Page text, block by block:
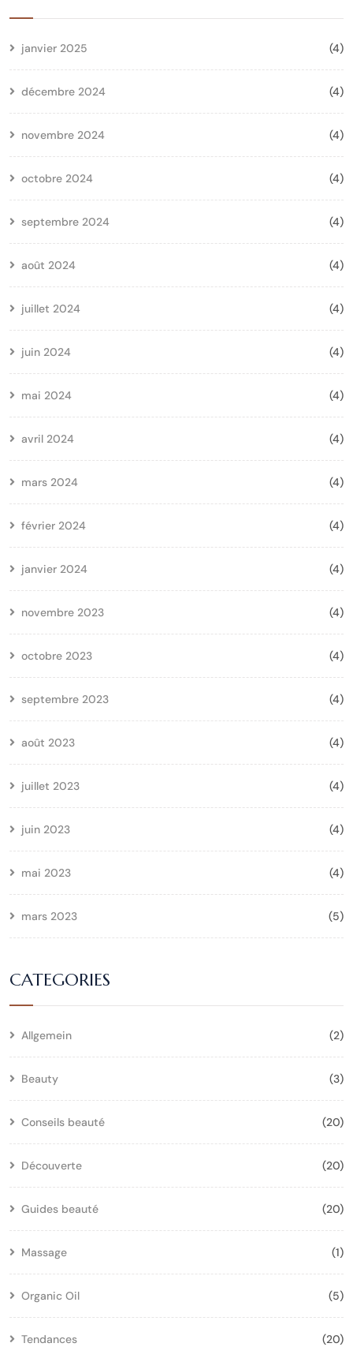
janvier 2025 (4)
décembre 2024 (4)
novembre 2024 (4)
octobre 2024 (4)
septembre 2024 (4)
août 2024 (4)
juillet 2024 (4)
juin 2024 (4)
mai 2024 (4)
avril 2024 (4)
mars 2024 (4)
février 2024 (4)
janvier 2024 (4)
novembre 2023 (4)
octobre 2023 (4)
septembre 2023 (4)
août 2023 (4)
juillet 2023 (4)
juin 2023 (4)
mai 2023 (4)
mars 2023 (5)
CATEGORIES
Allgemein (2)
Beauty (3)
Conseils beauté (20)
Découverte (20)
Guides beauté (20)
Massage (1)
Organic Oil (5)
Tendances (20)